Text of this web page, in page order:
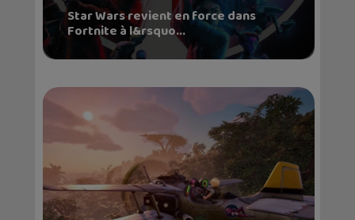
Star Wars revient en force dans
Fortnite à l&rsquo...